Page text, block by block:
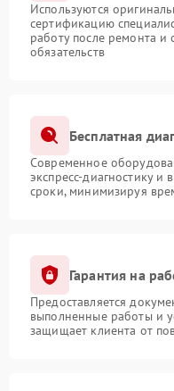
Используются
сертификацию
работу после ремонта и
обязательств
Бесплатная
Современное
экспресс-диагностику и
сроки, минимизируя
Гарантия на
Предоставляется
выполненные работы и
защищает клиента от